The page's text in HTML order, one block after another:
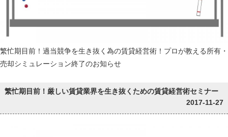
繁忙期目前！過当競争を生き抜く為の賃貸経営術！プロが教える所有・
売却シミュレーション終了のお知らせ
繁忙期目前！厳しい賃貸業界を生き抜くための賃貸経営術セミナー
2017-11-27